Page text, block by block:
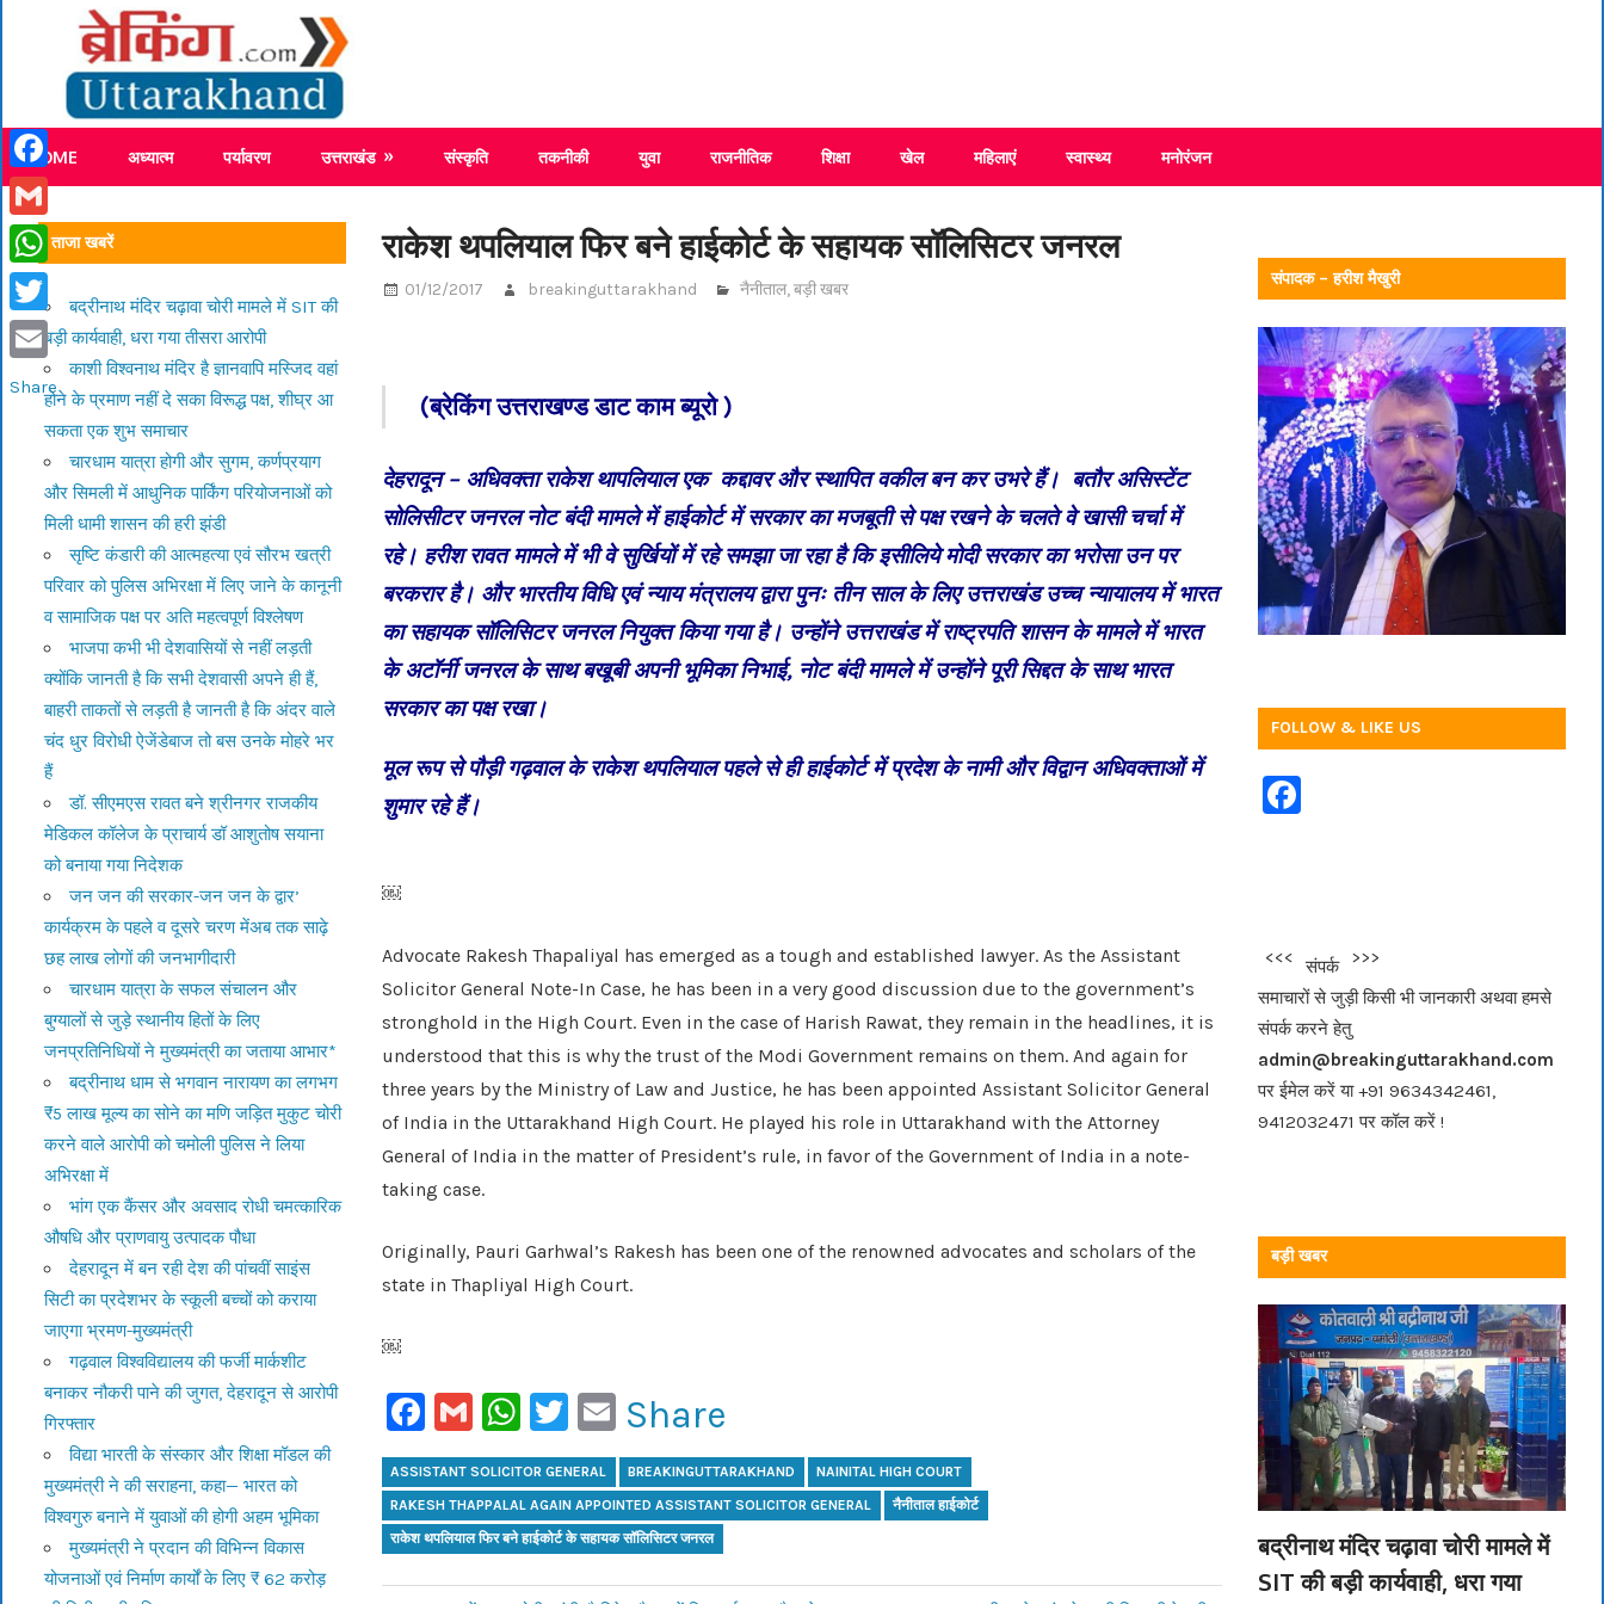
content
Breaking News Uttarakhand
HOME अध्यात्म पर्यावरण उत्तराखंड संस्कृति तकनीकी युवा राजनीतिक शिक्षा खेल महिलाएं स्वास्थ्य मनोरंजन
राकेश थपलियाल फिर बने हाईकोर्ट के सहायक सॉलिसिटर जनरल
01/12/2017 breakinguttarakhand नैनीताल,बड़ी खबर
(ब्रेकिंग उत्तराखण्ड डाट काम ब्यूरो )
देहरादून – अधिवक्ता राकेश थापलियाल एक कद्दावर और स्थापित वकील बन कर उभरे हैं। बतौर असिस्टेंट
सोलिसीटर जनरल नोट बंदी मामले में हाईकोर्ट में सरकार का मजबूती से पक्ष रखने के चलते वे खासी चर्चा में
रहे। हरीश रावत मामले में भी वे सुर्खियों में रहे समझा जा रहा है कि इसीलिये मोदी सरकार का भरोसा उन पर
बरकरार है। और भारतीय विधि एवं न्याय मंत्रालय द्वारा पुनः तीन साल के लिए उत्तराखंड उच्च न्यायालय में भारत
का सहायक सॉलिसिटर जनरल नियुक्त किया गया है। उन्होंने उत्तराखंड में राष्ट्रपति शासन के मामले में भारत
के अटॉर्नी जनरल के साथ बखूबी अपनी भूमिका निभाई, नोट बंदी मामले में उन्होंने पूरी सिद्दत के साथ भारत
सरकार का पक्ष रखा।
मूल रूप से पौड़ी गढ़वाल के राकेश थपलियाल पहले से ही हाईकोर्ट में प्रदेश के नामी और विद्वान अधिवक्ताओं में
शुमार रहे हैं।
￼
Advocate Rakesh Thapaliyal has emerged as a tough and established lawyer. As the Assistant
Solicitor General Note-In Case, he has been in a very good discussion due to the government’s
stronghold in the High Court. Even in the case of Harish Rawat, they remain in the headlines, it is
understood that this is why the trust of the Modi Government remains on them. And again for
three years by the Ministry of Law and Justice, he has been appointed Assistant Solicitor General
of India in the Uttarakhand High Court. He played his role in Uttarakhand with the Attorney
General of India in the matter of President’s rule, in favor of the Government of India in a note-
taking case.
Originally, Pauri Garhwal’s Rakesh has been one of the renowned advocates and scholars of the
state in Thapliyal High Court.
￼
Facebook
GmailWhatsApp
Twitter
Email
Share
ASSISTANT SOLICITOR GENERAL BREAKINGUTTARAKHAND NAINITAL HIGH COURT
RAKESH THAPPALAL AGAIN APPOINTED ASSISTANT SOLICITOR GENERAL नैनीताल हाईकोर्ट
राकेश थपलियाल फिर बने हाईकोर्ट के सहायक सॉलिसिटर जनरल
ताजा खबरें
बद्रीनाथ मंदिर चढ़ावा चोरी मामले में SIT की
बड़ी कार्यवाही, धरा गया तीसरा आरोपी
काशी विश्वनाथ मंदिर है ज्ञानवापि मस्जिद वहां
होने के प्रमाण नहीं दे सका विरूद्ध पक्ष, शीघ्र आ
सकता एक शुभ समाचार
चारधाम यात्रा होगी और सुगम, कर्णप्रयाग
और सिमली में आधुनिक पार्किंग परियोजनाओं को
मिली धामी शासन की हरी झंडी
सृष्टि कंडारी की आत्महत्या एवं सौरभ खत्री
परिवार को पुलिस अभिरक्षा में लिए जाने के कानूनी
व सामाजिक पक्ष पर अति महत्वपूर्ण विश्लेषण
भाजपा कभी भी देशवासियों से नहीं लड़ती
क्योंकि जानती है कि सभी देशवासी अपने ही हैं,
बाहरी ताकतों से लड़ती है जानती है कि अंदर वाले
चंद धुर विरोधी ऐजेंडेबाज तो बस उनके मोहरे भर
हैं
डॉ. सीएमएस रावत बने श्रीनगर राजकीय
मेडिकल कॉलेज के प्राचार्य डॉ आशुतोष सयाना
को बनाया गया निदेशक
जन जन की सरकार-जन जन के द्वार’
कार्यक्रम के पहले व दूसरे चरण मेंअब तक साढ़े
छह लाख लोगों की जनभागीदारी
चारधाम यात्रा के सफल संचालन और
बुग्यालों से जुड़े स्थानीय हितों के लिए
जनप्रतिनिधियों ने मुख्यमंत्री का जताया आभार*
बद्रीनाथ धाम से भगवान नारायण का लगभग
₹5 लाख मूल्य का सोने का मणि जड़ित मुकुट चोरी
करने वाले आरोपी को चमोली पुलिस ने लिया
अभिरक्षा में
भांग एक कैंसर और अवसाद रोधी चमत्कारिक
औषधि और प्राणवायु उत्पादक पौधा
देहरादून में बन रही देश की पांचवीं साइंस
सिटी का प्रदेशभर के स्कूली बच्चों को कराया
जाएगा भ्रमण-मुख्यमंत्री
गढ़वाल विश्वविद्यालय की फर्जी मार्कशीट
बनाकर नौकरी पाने की जुगत, देहरादून से आरोपी
गिरफ्तार
विद्या भारती के संस्कार और शिक्षा मॉडल की
मुख्यमंत्री ने की सराहना, कहा— भारत को
विश्वगुरु बनाने में युवाओं की होगी अहम भूमिका
मुख्यमंत्री ने प्रदान की विभिन्न विकास
योजनाओं एवं निर्माण कार्यों के लिए ₹ 62 करोड़
संपादक – हरीश मैखुरी
FOLLOW & LIKE US
F
b
o
o
k
<<<संपर्क>>>
समाचारों से जुड़ी किसी भी जानकारी अथवा हमसे
संपर्क करने हेतु
admin@breakinguttarakhand.com
पर ईमेल करें या +91 9634342461,
9412032471 पर कॉल करें !
बड़ी खबर
बद्रीनाथ मंदिर चढ़ावा चोरी मामले में
SIT की बड़ी कार्यवाही, धरा गया
Facebook
Gmail
WhatsApp
Twitter
Email
Share